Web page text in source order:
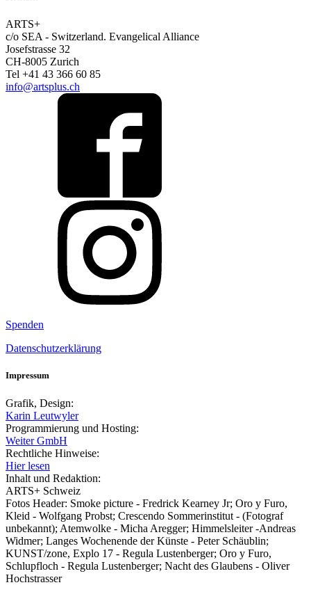
ARTS+
c/o SEA - Switzerland. Evangelical Alliance
Josefstrasse 32
CH-8005 Zurich
Tel +41 43 366 60 85
info@artsplus.ch
Spenden
Datenschutzerklärung
Impressum
Grafik, Design:
Karin Leutwyler
Programmierung und Hosting:
Weiter GmbH
Rechtliche Hinweise:
Hier lesen
Inhalt und Redaktion:
ARTS+ Schweiz
Fotos Header: Smoke picture - Fredrick Kearney Jr; Oro y Furo,
Kleid - Wolfgang Probst; Crescendo Sommerinstitut - (Fotograf
unbekannt); Atemwolke - Micha Aregger; Himmelsleiter -Andreas
Widmer; Langes Wochenende der Künste - Peter Schäublin;
KUNST/zone, Explo 17 - Regula Lustenberger; Oro y Furo,
Schlupfloch - Regula Lustenberger; Nacht des Glaubens - Oliver
Hochstrasser